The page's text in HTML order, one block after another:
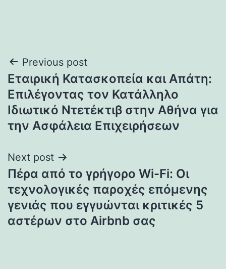
Post
navigation
Previous post
Εταιρική Κατασκοπεία και Απάτη:
Επιλέγοντας τον Κατάλληλο
Ιδιωτικό Ντετέκτιβ στην Αθήνα για
την Ασφάλεια Επιχειρήσεων
Next post
Πέρα από το γρήγορο Wi-Fi: Οι
τεχνολογικές παροχές επόμενης
γενιάς που εγγυώνται κριτικές 5
αστέρων στο Airbnb σας